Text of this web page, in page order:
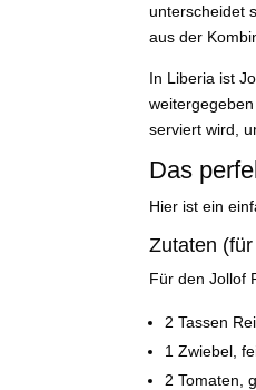
unterscheidet
aus der
In Liberia ist
serviert wird,
Das
Hier ist ein
Zutaten
Für den Jollof
2 Tassen
1 Zwiebel,
2 Tomaten,